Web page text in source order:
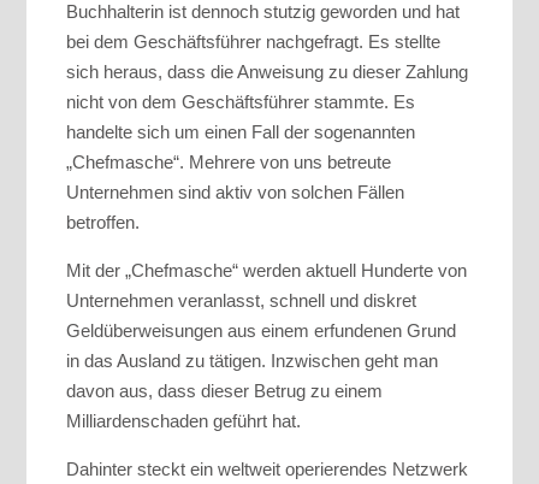
Buchhalterin ist dennoch stutzig geworden und hat
bei dem Geschäftsführer nachgefragt. Es stellte
sich heraus, dass die Anweisung zu dieser Zahlung
nicht von dem Geschäftsführer stammte. Es
handelte sich um einen Fall der sogenannten
„Chefmasche“. Mehrere von uns betreute
Unternehmen sind aktiv von solchen Fällen
betroffen.
Mit der „Chefmasche“ werden aktuell Hunderte von
Unternehmen veranlasst, schnell und diskret
Geldüberweisungen aus einem erfundenen Grund
in das Ausland zu tätigen. Inzwischen geht man
davon aus, dass dieser Betrug zu einem
Milliardenschaden geführt hat.
Dahinter steckt ein weltweit operierendes Netzwerk